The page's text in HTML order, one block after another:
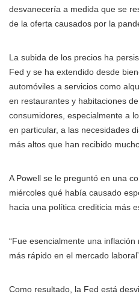
desvanecería a medida que se
de la oferta causados por la
La subida de los precios ha
Fed y se ha extendido desde
automóviles a servicios como
en restaurantes y habitaciones
consumidores, especialmente a
en particular, a las necesidades
más altos que han recibido
A Powell se le preguntó en una
miércoles qué había causado
hacia una política crediticia más
“Fue esencialmente una
más rápido en el mercado
Como resultado, la Fed está